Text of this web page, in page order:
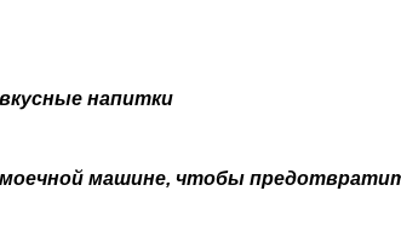
напитки
машине, чтобы